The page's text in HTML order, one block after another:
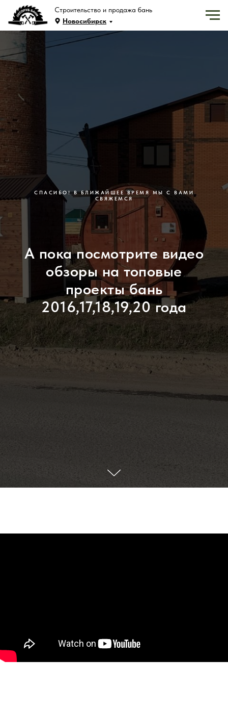
Строительство и продажа бань
Новосибирск
СПАСИБО! В БЛИЖАЙШЕЕ ВРЕМЯ МЫ С ВАМИ
СВЯЖЕМСЯ
А пока посмотрите видео
обзоры на топовые
проекты бань
2016,17,18,19,20 года